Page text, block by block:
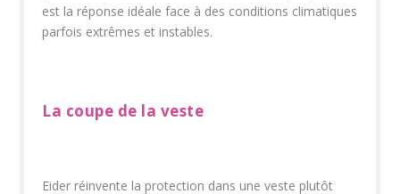
est la réponse idéale face à des conditions climatiques
parfois extrêmes et instables.
La coupe de la veste
Eider réinvente la protection dans une veste plutôt